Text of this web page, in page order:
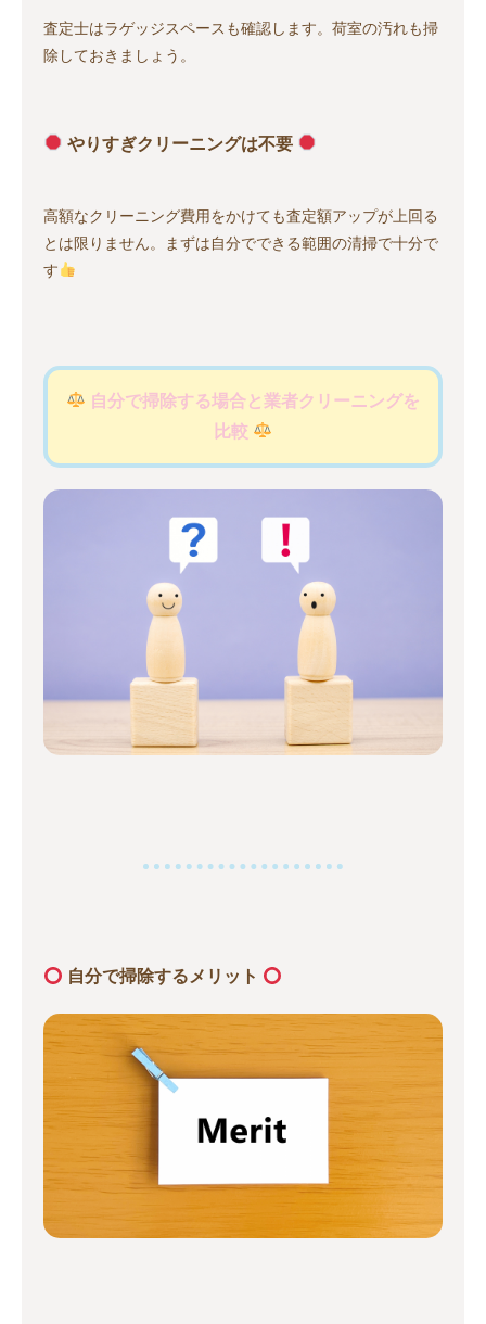
査定士はラゲッジスペースも確認します。荷室の汚れも掃
除しておきましょう。
やりすぎクリーニングは不要
高額なクリーニング費用をかけても査定額アップが上回る
とは限りません。まずは自分でできる範囲の清掃で十分で
す
自分で掃除する場合と業者クリーニングを
比較
自分で掃除するメリット